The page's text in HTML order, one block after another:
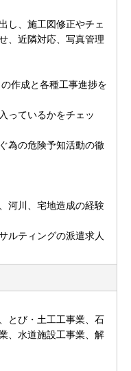
し、施工図修正やチェ
、近隣対応、写真管理
作成と各種工事進捗を
っているかをチェッ
為の危険予知活動の徹
河川、宅地造成の経験
ルティングの派遣求人
とび・土工工事業、石
、水道施設工事業、解